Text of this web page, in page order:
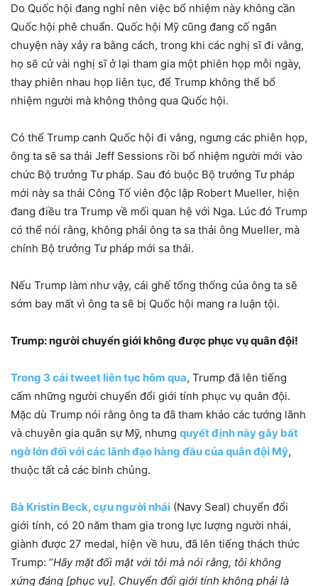
Do Quốc hội đang nghỉ nên việc bổ nhiệm này không cần
Quốc hội phê chuẩn. Quốc hội Mỹ cũng đang cố ngăn
chuyện này xảy ra bằng cách, trong khi các nghị sĩ đi vắng,
họ sẽ cử vài nghị sĩ ở lại tham gia một phiên họp mỗi ngày,
thay phiên nhau họp liên tục, để Trump không thể bổ
nhiệm người mà không thông qua Quốc hội.
Có thể Trump canh Quốc hội đi vắng, ngưng các phiên họp,
ông ta sẽ sa thải Jeff Sessions rồi bổ nhiệm người mới vào
chức Bộ trưởng Tư pháp. Sau đó buộc Bộ trưởng Tư pháp
mới này sa thải Công Tố viên độc lập Robert Mueller, hiện
đang điều tra Trump về mối quan hệ với Nga. Lúc đó Trump
có thể nói rằng, không phải ông ta sa thải ông Mueller, mà
chính Bộ trưởng Tư pháp mới sa thải.
Nếu Trump làm như vậy, cái ghế tổng thống của ông ta sẽ
sớm bay mất vì ông ta sẽ bị Quốc hội mang ra luận tội.
Trump: người chuyển giới không được phục vụ quân đội!
Trong 3 cái tweet liên tục hôm qua, Trump đã lên tiếng
cấm những người chuyển đổi giới tính phục vụ quân đội.
Mặc dù Trump nói rằng ông ta đã tham khảo các tướng lãnh
và chuyên gia quân sự Mỹ, nhưng quyết định này gây bất
ngờ lớn đối với các lãnh đạo hàng đầu của quân đội Mỹ,
thuộc tất cả các binh chủng.
Bà Kristin Beck, cựu người nhái (Navy Seal) chuyển đổi
giới tính, có 20 năm tham gia trong lực lượng người nhái,
giành được 27 medal, hiện về hưu, đã lên tiếng thách thức
Trump: “Hãy mặt đối mặt với tôi mà nói rằng, tôi không
xứng đáng [phục vụ]. Chuyển đổi giới tính không phải là